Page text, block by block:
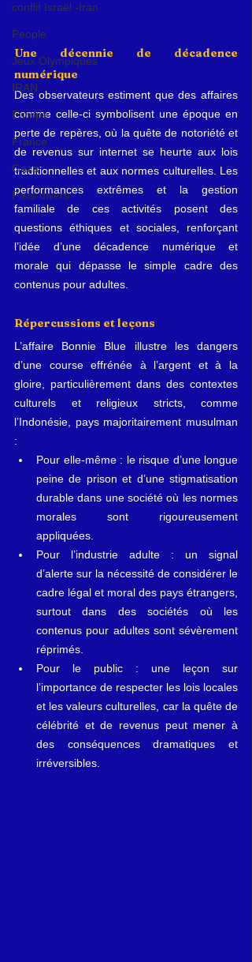
conflit Israël -Iran
People
Jeux Olympiques
IRAN
Europe
France
Gaza
Faits divers
Une décennie de décadence
numérique
Des observateurs estiment que des affaires
comme celle-ci symbolisent une époque en
perte de repères, où la quête de notoriété et
de revenus sur internet se heurte aux lois
traditionnelles et aux normes culturelles. Les
performances extrêmes et la gestion
familiale de ces activités posent des
questions éthiques et sociales, renforçant
l’idée d’une décadence numérique et
morale qui dépasse le simple cadre des
contenus pour adultes.
Répercussions et leçons
L’affaire Bonnie Blue illustre les dangers
d’une course effrénée à l’argent et à la
gloire, particulièrement dans des contextes
culturels et religieux stricts, comme
l’Indonésie, pays majoritairement musulman
:
Pour elle-même : le risque d’une longue
peine de prison et d’une stigmatisation
durable dans une société où les normes
morales sont rigoureusement
appliquées.
Pour l’industrie adulte : un signal
d’alerte sur la nécessité de considérer le
cadre légal et moral des pays étrangers,
surtout dans des sociétés où les
contenus pour adultes sont sévèrement
réprimés.
Pour le public : une leçon sur
l’importance de respecter les lois locales
et les valeurs culturelles, car la quête de
célébrité et de revenus peut mener à
des conséquences dramatiques et
irréversibles.